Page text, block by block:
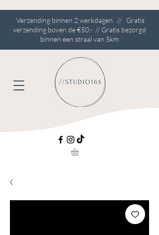
Verzending binnen 2 werkdagen // Gratis
verzending boven de €50,- // Gratis bezorgd
binnen een straal van 5km